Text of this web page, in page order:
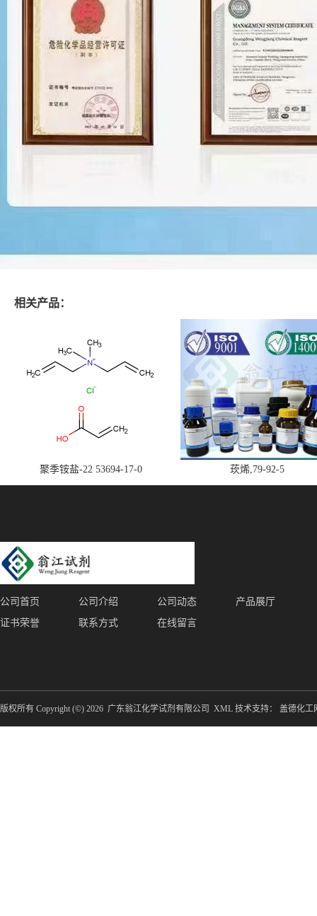
相关产品：
聚季铵盐-22 53694-17-0 莰烯,79-92-5
公司首页 公司介绍 公司动态
产品展厅
证书荣誉
联系方式 在线留言
版权所有 Copyright (©) 2026 广东翁江化学试剂有限公司 XML 技术支持： 盖德化工